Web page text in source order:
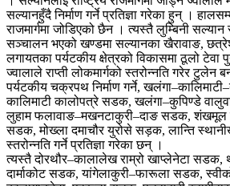
सल्यानहुँदै निर्माण गर्ने प्रतिज्ञा गरेका हुन् ।
राजमार्गमा जोडिएको छैन । त्यस्तै लुम्बिनी सल्यान
सञ्चालन भएको खण्डमा सल्यानका खैरावाङ,
लगायतका पर्यटकीय क्षेत्रको विकासमा ठूलो टेवा
ज्वालाले राप्ती लोकमार्गको स्तरोन्नति गरेर टुलेन
पर्यटकीय चक्रपथ निर्माण गर्ने,
कालिमाटी कालोपत्रे सडक, खलंगा–कुपिण्डे
लुहाम फलावाङ–मखनटाकुरी–दाङ सडक, शंखमूल
सडक, मोख्ला दमाचौर युरोसे सड़क, लान्ति
स्तरोन्नति गर्ने प्रतिज्ञा गरेका छन् ।
त्यस्तै दोरथौर–कालालेख राम्रो खाप्लेनेटा सडक,
दार्माकोट सडक, यांगेलाकुरी–फारूला सडक,